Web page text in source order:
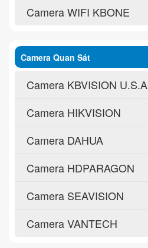
Camera WIFI KBONE
Camera Quan Sát
Camera KBVISION U.S.A
Camera HIKVISION
Camera DAHUA
Camera HDPARAGON
Camera SEAVISION
Camera VANTECH